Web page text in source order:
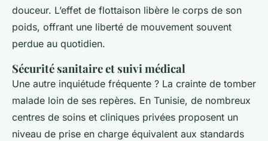
douceur. L’effet de flottaison libère le corps de son
poids, offrant une liberté de mouvement souvent
perdue au quotidien.
Sécurité sanitaire et suivi médical
Une autre inquiétude fréquente ? La crainte de tomber
malade loin de ses repères. En Tunisie, de nombreux
centres de soins et cliniques privées proposent un
niveau de prise en charge équivalent aux standards